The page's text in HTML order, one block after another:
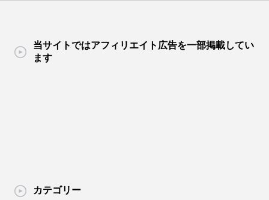
当サイトではアフィリエイト広告を一部掲載してい
ます
カテゴリー